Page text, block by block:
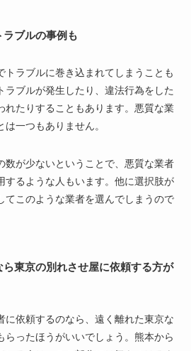
ブルの事例も
トラブルに巻き込まれてしまうことも
ラブルが発生したり、違法行為をした
れたりすることもあります。悪質な業
一つもありません。
数が少ないということで、悪質な業者
するような人もいます。他に選択肢が
てこのような業者を選んでしまうので
東京の別れさせ屋に依頼する方が
に依頼するのなら、遠く離れた東京な
らったほうがいいでしょう。熊本から